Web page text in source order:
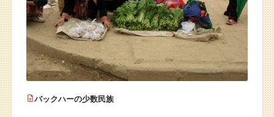
バックハーの少数民族